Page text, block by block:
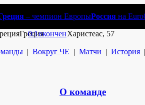
– чемпион ЕвропыРоссия на
Греция
0:1оконченХаристеас, 57
| Вокруг ЧЕ | Матчи | История |
О команде